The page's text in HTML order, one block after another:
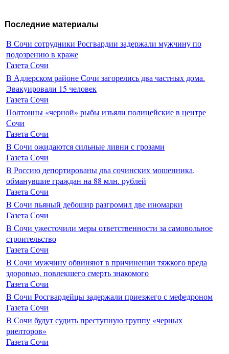
Последние материалы
В Сочи сотрудники Росгвардии задержали мужчину по
подозрению в краже
Газета Сочи
В Адлерском районе Сочи загорелись два частных дома.
Эвакуировали 15 человек
Газета Сочи
Полтонны «черной» рыбы изъяли полицейские в центре
Сочи
Газета Сочи
В Сочи ожидаются сильные ливни с грозами
Газета Сочи
В Россию депортированы два сочинских мошенника,
обманувшие граждан на 88 млн. рублей
Газета Сочи
В Сочи пьяный дебошир разгромил две иномарки
Газета Сочи
В Сочи ужесточили меры ответственности за самовольное
строительство
Газета Сочи
В Сочи мужчину обвиняют в причинении тяжкого вреда
здоровью, повлекшего смерть знакомого
Газета Сочи
В Сочи Росгвардейцы задержали приезжего с мефедроном
Газета Сочи
В Сочи будут судить преступную группу «черных
риелторов»
Газета Сочи